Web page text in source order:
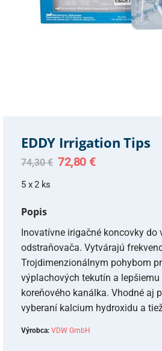
EDDY Irrigation Tips
74,30€ Original
price
72,80 €Current
5 x 2 ks
Popis
Inovatívne irigačné koncovky do
odstraňovača. Vytvárajú
Trojdimenzionálnym pohybom
výplachových tekutín a lepšiemu
koreňového kanálka. Vhodné aj
vyberaní kalcium hydroxidu a
Výrobca: VDW GmbH